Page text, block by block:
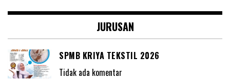
JURUSAN
SPMB KRIYA TEKSTIL 2026
Tidak ada komentar